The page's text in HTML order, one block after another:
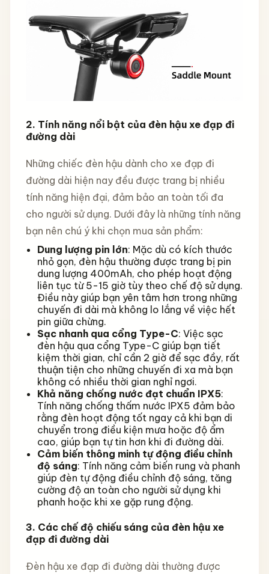
2. Tính năng nổi bật của đèn hậu xe đạp đi
đường dài
Những chiếc đèn hậu dành cho xe đạp đi
đường dài hiện nay đều được trang bị nhiều
tính năng hiện đại, đảm bảo an toàn tối đa
cho người sử dụng. Dưới đây là những tính năng
bạn nên chú ý khi chọn mua sản phẩm:
Dung lượng pin lớn: Mặc dù có kích thước
nhỏ gọn, đèn hậu thường được trang bị pin
dung lượng 400mAh, cho phép hoạt động
liên tục từ 5-15 giờ tùy theo chế độ sử dụng.
Điều này giúp bạn yên tâm hơn trong những
chuyến đi dài mà không lo lắng về việc hết
pin giữa chừng.
Sạc nhanh qua cổng Type-C: Việc sạc
đèn hậu qua cổng Type-C giúp bạn tiết
kiệm thời gian, chỉ cần 2 giờ để sạc đầy, rất
thuận tiện cho những chuyến đi xa mà bạn
không có nhiều thời gian nghỉ ngơi.
Khả năng chống nước đạt chuẩn IPX5:
Tính năng chống thấm nước IPX5 đảm bảo
rằng đèn hoạt động tốt ngay cả khi bạn di
chuyển trong điều kiện mưa hoặc độ ẩm
cao, giúp bạn tự tin hơn khi đi đường dài.
Cảm biến thông minh tự động điều chỉnh
độ sáng: Tính năng cảm biến rung và phanh
giúp đèn tự động điều chỉnh độ sáng, tăng
cường độ an toàn cho người sử dụng khi
phanh hoặc khi xe gặp rung động.
3. Các chế độ chiếu sáng của đèn hậu xe
đạp đi đường dài
Đèn hậu xe đạp đi đường dài thường được